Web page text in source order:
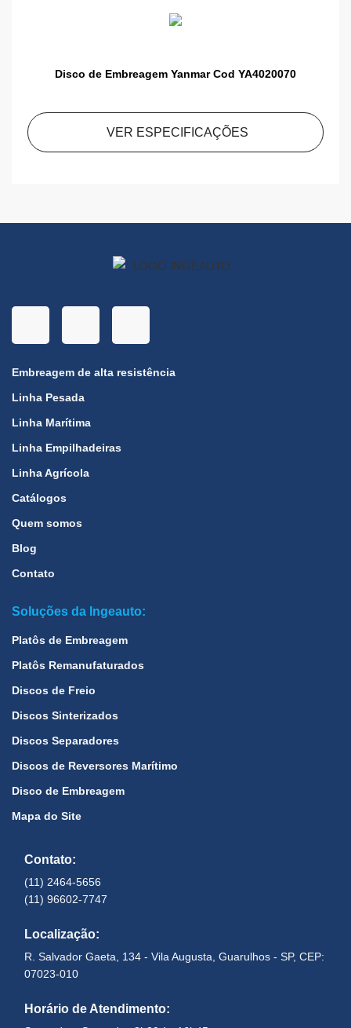
Disco de Embreagem Yanmar Cod YA4020070
VER ESPECIFICAÇÕES
Embreagem de alta resistência
Linha Pesada
Linha Marítima
Linha Empilhadeiras
Linha Agrícola
Catálogos
Quem somos
Blog
Contato
Soluções da Ingeauto:
Platôs de Embreagem
Platôs Remanufaturados
Discos de Freio
Discos Sinterizados
Discos Separadores
Discos de Reversores Marítimo
Disco de Embreagem
Mapa do Site
Contato:
(11) 2464-5656
(11) 96602-7747
Localização:
R. Salvador Gaeta, 134 - Vila Augusta, Guarulhos - SP, CEP:
07023-010
Horário de Atendimento: